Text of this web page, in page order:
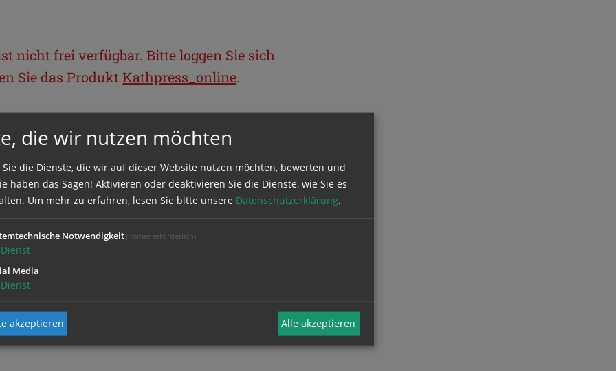
nicht frei verfügbar. Bitte loggen Sie sich
Sie das Produkt Kathpress_online.
sich mit Ihrem Benutzernamen und
die wir nutzen möchten
Sie die Dienste, die wir auf dieser Website nutzen möchten, bewerten und
haben das Sagen! Aktivieren oder deaktivieren Sie die Dienste, wie Sie es
Um mehr zu erfahren, lesen Sie bitte unsere Datenschutzerklärung.
Notwendigkeit (immer erforderlich)
Dienst
Media
Dienst
akzeptieren Alle akzeptieren